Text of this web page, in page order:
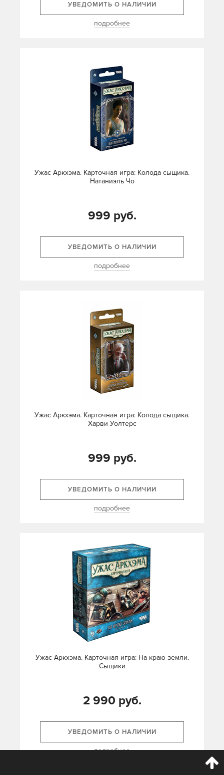
УВЕДОМИТЬ О НАЛИЧИИ
подробнее
Ужас Аркхэма. Карточная игра: Колода сыщика.
Натаниэль Чо
999 руб.
УВЕДОМИТЬ О НАЛИЧИИ
подробнее
Ужас Аркхэма. Карточная игра: Колода сыщика.
Харви Уолтерс
999 руб.
УВЕДОМИТЬ О НАЛИЧИИ
подробнее
Ужас Аркхэма. Карточная игра: На краю земли.
Сыщики
2 990 руб.
УВЕДОМИТЬ О НАЛИЧИИ
подробнее